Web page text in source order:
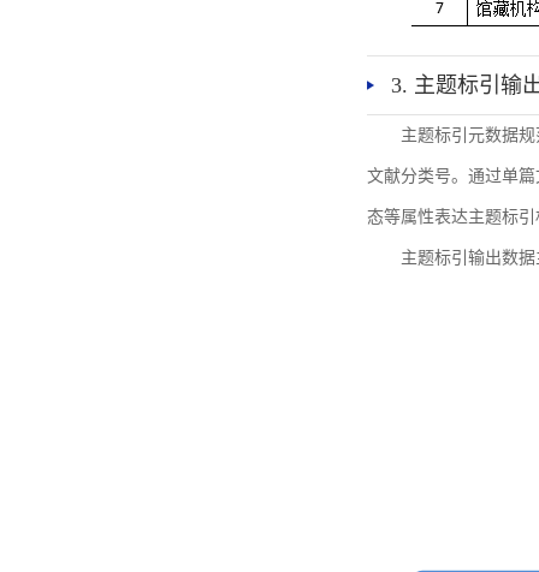
3. 主题标引输
主题标引元数据
文献分类号。通过单
态等属性表达主题标
主题标引输出数